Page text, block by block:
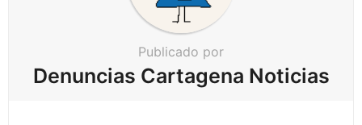
Publicado por
Denuncias Cartagena Noticias